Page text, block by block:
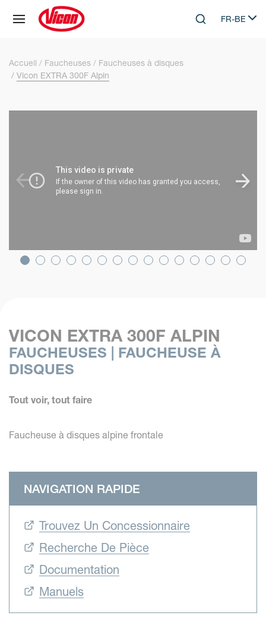
Skip to main content
SearchFR-BE
Select
Accueil Faucheuses
Faucheuses à disques
Vicon EXTRA 300F Alpin
VICON EXTRA 300F ALPIN
FAUCHEUSES | FAUCHEUSE À
DISQUES
Tout voir, tout faire
Faucheuse à disques alpine frontale
NAVIGATION RAPIDE
Trouvez Un Concessionnaire
Recherche De Pièce
Documentation
Manuels
Panneau de gestion des cookies